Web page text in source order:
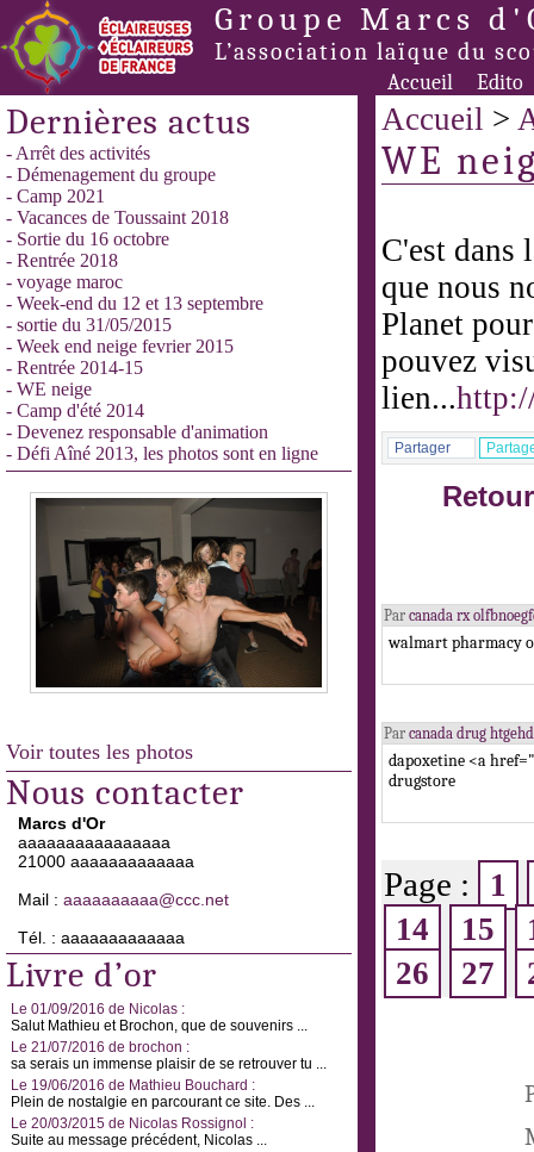
Groupe Marcs
L’association laïque du
Accueil Edito
Dernières actus
- Arrêt des activités
- Démenagement du groupe
- Camp 2021
- Vacances de Toussaint 2018
- Sortie du 16 octobre
- Rentrée 2018
- voyage maroc
- Week-end du 12 et 13 septembre
- sortie du 31/05/2015
- Week end neige fevrier 2015
- Rentrée 2014-15
- WE neige
- Camp d'été 2014
- Devenez responsable d'animation
- Défi Aîné 2013, les photos sont en ligne
Voir toutes les photos
Nous contacter
Marcs d'Or
aaaaaaaaaaaaaaaa
21000 aaaaaaaaaaaaa
Mail : aaaaaaaaaa@ccc.net
Tél. : aaaaaaaaaaaaa
Livre d’or
Le 01/09/2016 de Nicolas :
Salut Mathieu et Brochon, que de souvenirs ...
Le 21/07/2016 de brochon :
sa serais un immense plaisir de se retrouver tu ...
Le 19/06/2016 de Mathieu Bouchard :
Plein de nostalgie en parcourant ce site. Des ...
Le 20/03/2015 de Nicolas Rossignol :
Suite au message précédent, Nicolas ...
Accueil >
WE
C'est dans
que nous
Planet
pouvez
lien...
Partager
Par canada rx
walmart pharmacy
Par canada drug
dapoxetine <a
drugstore
Page :
1
14
15
26
27